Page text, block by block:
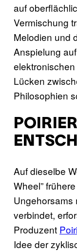
auf
Vermischung
Melodien und
Anspielung
Lücken
Philosophien
Auf dieselbe
Wheel”
Ungehorsams
verbindet,
Produzent
Idee der